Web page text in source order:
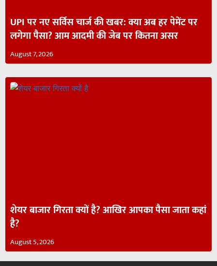
UPI पर नए सर्विस चार्ज की खबर: क्या अब हर पेमेंट पर
लगेगा पैसा? आम आदमी की जेब पर कितना असर
August 7, 2026
शेयर बाजार गिरता क्यों है? आखिर आपका पैसा जाता कहां
है?
August 5, 2026